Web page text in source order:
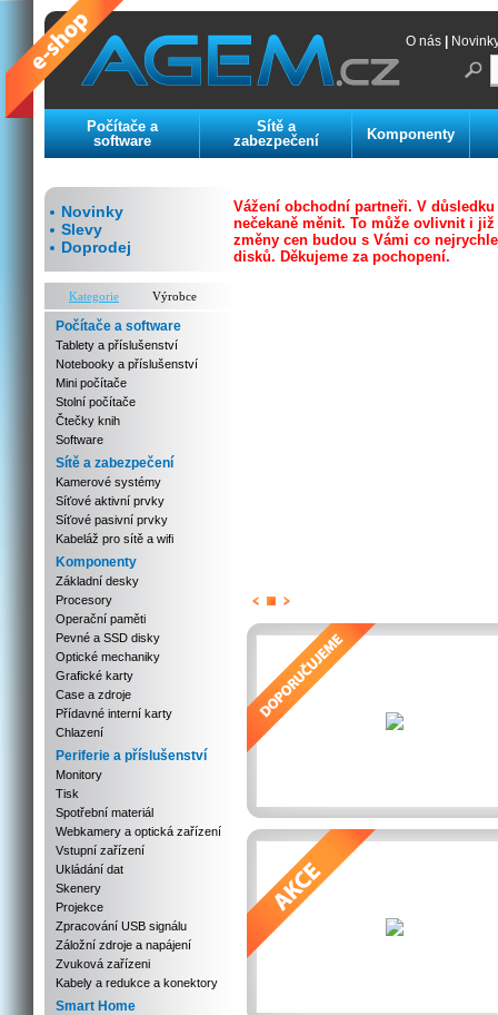
O nás
Počítače a
software
Sítě a
zabezpečení
Komponenty
Novinky
Slevy
Doprodej
Kategorie Výrobce
Počítače a software
Tablety a příslušenství
Notebooky a příslušenství
Mini počítače
Stolní počítače
Čtečky knih
Software
Sítě a zabezpečení
Kamerové systémy
Síťové aktivní prvky
Síťové pasivní prvky
Kabeláž pro sítě a wifi
Komponenty
Základní desky
Procesory
Operační paměti
Pevné a SSD disky
Optické mechaniky
Grafické karty
Case a zdroje
Přídavné interní karty
Chlazení
Periferie a příslušenství
Monitory
Tisk
Spotřební materiál
Webkamery a optická zařízení
Vstupní zařízení
Ukládání dat
Skenery
Projekce
Zpracování USB signálu
Záložní zdroje a napájení
Zvuková zařízeni
Kabely a redukce a konektory
Smart Home
Vážení obchodní partneři. V
nečekaně měnit. To může ovlivnit i
změny cen budou s Vámi co
disků. Děkujeme za pochopení.
Previous
Next
Stop